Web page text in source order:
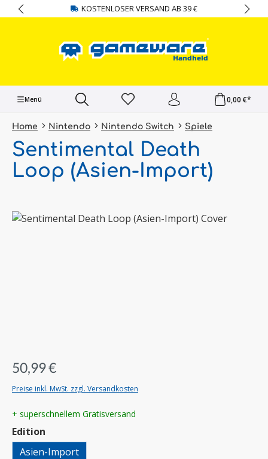
springen KOSTENLOSER VERSAND AB 39 €
Menü 0,00 €*
Home Nintendo Nintendo Switch Spiele
Sentimental Death
Loop (Asien-Import)
Bildergalerie überspringen
50,99 €
Preise inkl. MwSt. zzgl. Versandkosten
+ superschnellem Gratisversand
Edition
Asien-Import